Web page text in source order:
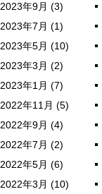
2023年9月 (3)
2023年7月 (1)
2023年5月 (10)
2023年3月 (2)
2023年1月 (7)
2022年11月 (5)
2022年9月 (4)
2022年7月 (2)
2022年5月 (6)
2022年3月 (10)